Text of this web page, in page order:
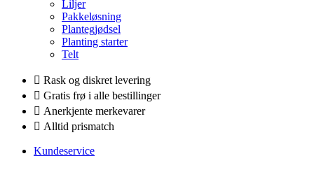
Liljer
Pakkeløsning
Plantegjødsel
Planting starter
Telt
Rask og diskret levering
Gratis frø i alle bestillinger
Anerkjente merkevarer
Alltid prismatch
Kundeservice